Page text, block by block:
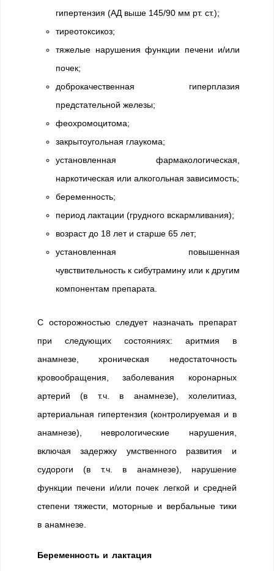
гипертензия (АД выше 145/90 мм рт. ст.);
тиреотоксикоз;
тяжелые нарушения функции печени и/или
почек;
доброкачественная гиперплазия
предстательной железы;
феохромоцитома;
закрытоугольная глаукома;
установленная фармакологическая,
наркотическая или алкогольная зависимость;
беременность;
период лактации (грудного вскармливания);
возраст до 18 лет и старше 65 лет;
установленная повышенная
чувствительность к сибутрамину или к другим
компонентам препарата.
С осторожностью следует назначать препарат
при следующих состояниях: аритмия в
анамнезе, хроническая недостаточность
кровообращения, заболевания коронарных
артерий (в т.ч. в анамнезе), холелитиаз,
артериальная гипертензия (контролируемая и в
анамнезе), неврологические нарушения,
включая задержку умственного развития и
судороги (в т.ч. в анамнезе), нарушение
функции печени и/или почек легкой и средней
степени тяжести, моторные и вербальные тики
в анамнезе.
Беременность и лактация